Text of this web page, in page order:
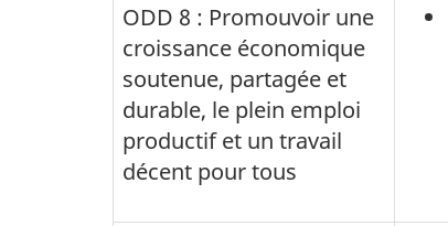
ODD 8 : Promouvoir une
croissance économique
soutenue, partagée et
durable, le plein emploi
productif et un travail
décent pour tous